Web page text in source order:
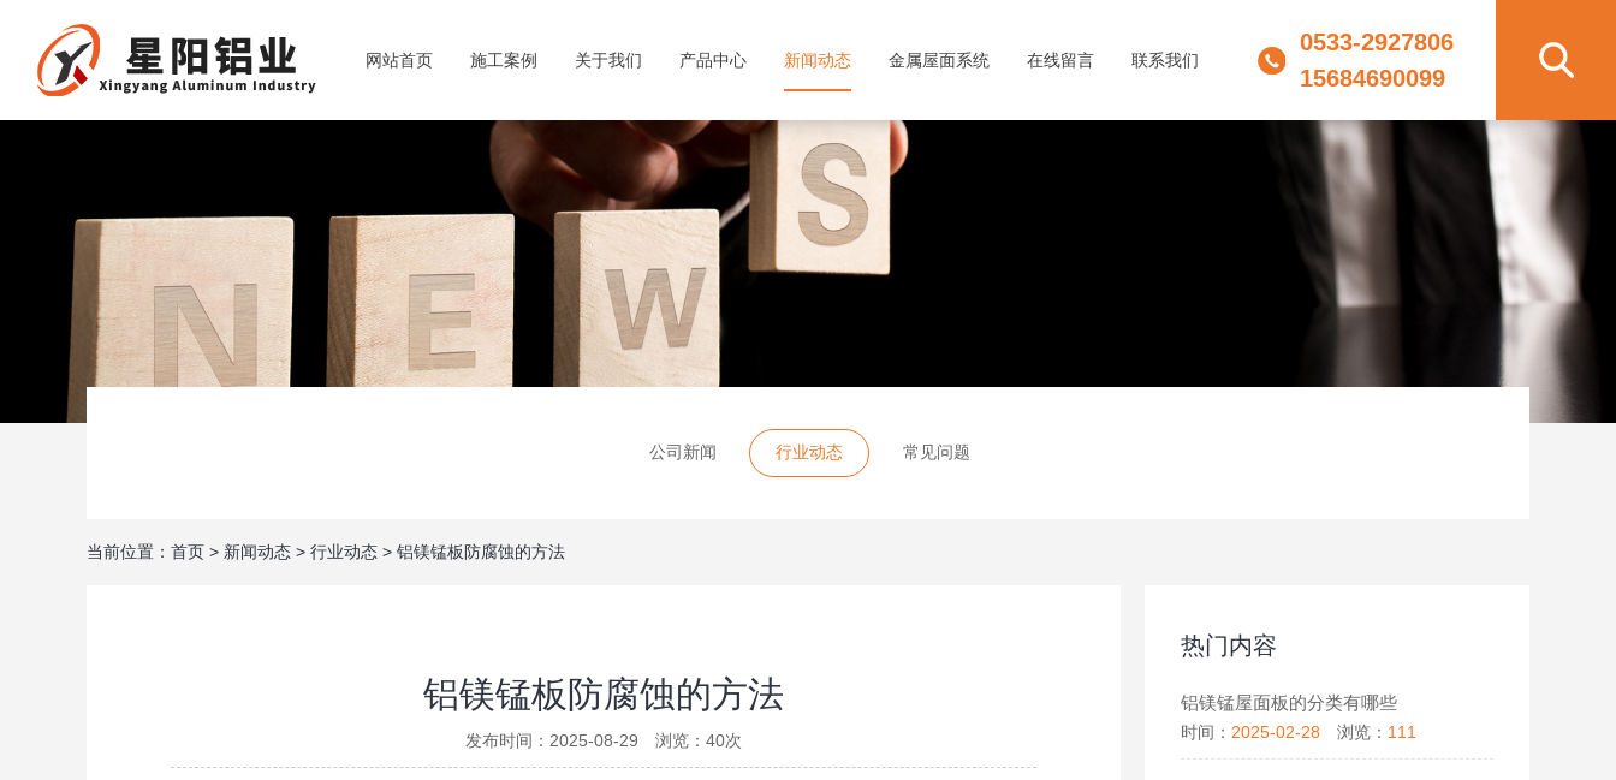
网站首页 施工案例 关于我们 产品中心 新闻动态 金属屋面系统 在线留言 联系我们
0533-2927806
15684690099
公司新闻 行业动态 常见问题
当前位置： 首页 > 新闻动态 > 行业动态 > 铝镁锰板防腐蚀的方法
铝镁锰板防腐蚀的方法
发布时间：2025-08-29 浏览： 40次
热门内容
铝镁锰屋面板的分类有哪些
时间： 2025-02-28 浏览： 111